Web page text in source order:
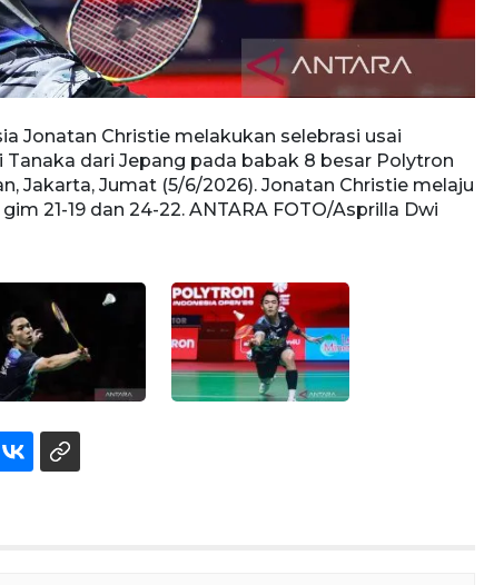
Jonatan Christie melakukan selebrasi usai
dari Jepang pada babak 8 besar Polytron
Jakarta, Jumat (5/6/2026). Jonatan Christie melaju
21-19 dan 24-22. ANTARA FOTO/Asprilla Dwi